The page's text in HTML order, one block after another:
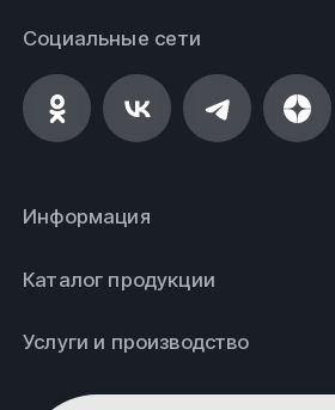
Социальные сети
Информация
Каталог продукции
Услуги и производство